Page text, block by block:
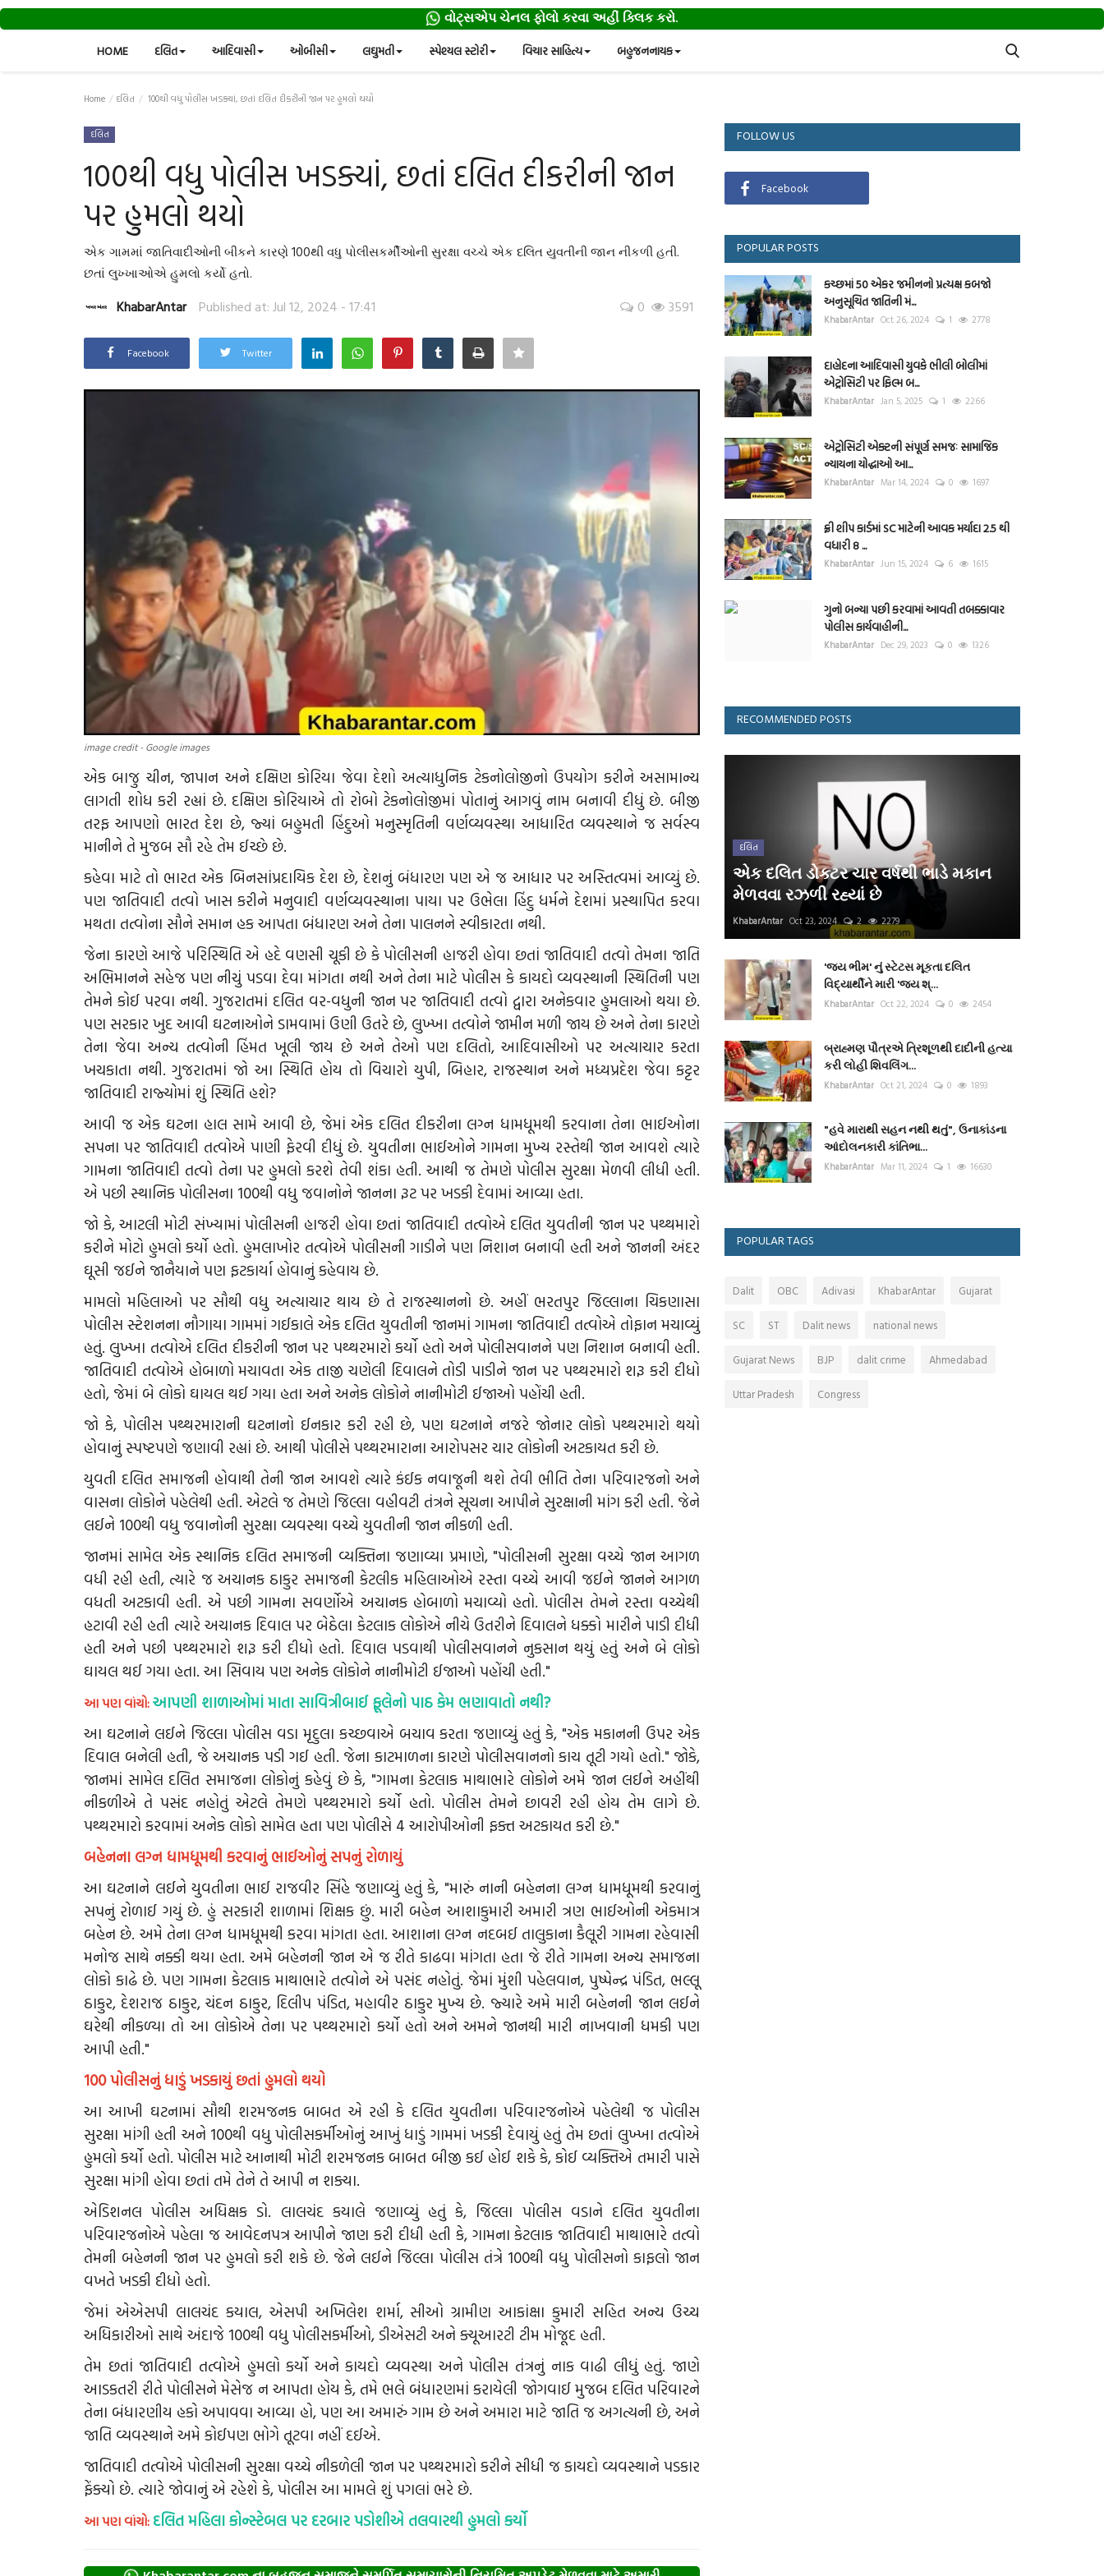
વોટ્સએપ ચેનલ ફોલો કરવા અહીં ક્લિક કરો.
HOME દલિત આદિવાસી ઓબીસી લઘુમતી સ્પેશ્યલ સ્ટોરી વિચાર સાહિત્ય બહુજનનાયક
Home દલિત 100થી વધુ પોલીસ ખડક્યાં, છતાં દલિત દીકરીની જાન પર હુમલો થયો
દલિત
100થી વધુ પોલીસ ખડક્યાં, છતાં દલિત દીકરીની જાન
પર હુમલો થયો
એક ગામમાં જાતિવાદીઓની બીકને કારણે 100થી વધુ પોલીસકર્મીઓની સુરક્ષા વચ્ચે એક દલિત યુવતીની જાન નીકળી હતી.
છતાં લુખ્ખાઓએ હુમલો કર્યો હતો.
KhabarAntar
Published at: Jul 12, 2024 - 17:41 0 3591
Facebook Twitter
image credit - Google images
એક બાજુ ચીન, જાપાન અને દક્ષિણ કોરિયા જેવા દેશો અત્યાધુનિક ટેકનોલોજીનો ઉપયોગ કરીને અસામાન્ય
લાગતી શોધ કરી રહ્યાં છે. દક્ષિણ કોરિયાએ તો રોબો ટેકનોલોજીમાં પોતાનું આગવું નામ બનાવી દીધું છે. બીજી
તરફ આપણો ભારત દેશ છે, જ્યાં બહુમતી હિંદુઓ મનુસ્મૃતિની વર્ણવ્યવસ્થા આધારિત વ્યવસ્થાને જ સર્વસ્વ
માનીને તે મુજબ સૌ રહે તેમ ઈચ્છે છે.
કહેવા માટે તો ભારત એક બિનસાંપ્રદાયિક દેશ છે, દેશનું બંધારણ પણ એ જ આધાર પર અસ્તિત્વમાં આવ્યું છે.
પણ જાતિવાદી તત્વો ખાસ કરીને મનુવાદી વર્ણવ્યવસ્થાના પાયા પર ઉભેલા હિંદુ ધર્મને દેશમાં પ્રસ્થાપિત કરવા
મથતા તત્વોના સૌને સમાન હક આપતા બંધારણ અને તેના પાલનને સ્વીકારતા નથી.
જેના કારણે આજે પરિસ્થિતિ એ હદે વણસી ચૂકી છે કે પોલીસની હાજરી હોવા છતાં જાતિવાદી તત્વો તેમના જાતિ
અભિમાનને સહેજ પણ નીચું પડવા દેવા માંગતા નથી અને તેના માટે પોલીસ કે કાયદો વ્યવસ્થાની સ્થિતિની પણ
તેમને કોઈ પરવા નથી. ગુજરાતમાં દલિત વર-વધુની જાન પર જાતિવાદી તત્વો દ્વારા અનેકવાર હુમલાઓ થયા છે.
પણ સરકાર ખુદ આવી ઘટનાઓને ડામવામાં ઉણી ઉતરે છે, લુખ્ખા તત્વોને જામીન મળી જાય છે અને તેના કારણે
તેના જેવા અન્ય તત્વોની હિંમત ખૂલી જાય છે અને તેઓ પણ દલિતો, આદિવાસીઓ પર અત્યાચાર કરતા
ખચકાતા નથી. ગુજરાતમાં જો આ સ્થિતિ હોય તો વિચારો યુપી, બિહાર, રાજસ્થાન અને મધ્યપ્રદેશ જેવા કટ્ટર
જાતિવાદી રાજ્યોમાં શું સ્થિતિ હશે?
આવી જ એક ઘટના હાલ સામે આવી છે, જેમાં એક દલિત દીકરીના લગ્ન ધામધૂમથી કરવાના તેના ભાઈઓના
સપના પર જાતિવાદી તત્વોએ પાણી ફેરવી દીધું છે. યુવતીના ભાઈઓને ગામના મુખ્ય રસ્તેથી જાન આવશે ત્યારે
ગામના જાતિવાદી તત્વો તેના પર હુમલો કરશે તેવી શંકા હતી. આથી જ તેમણે પોલીસ સુરક્ષા મેળવી લીધી હતી.
એ પછી સ્થાનિક પોલીસના 100થી વધુ જવાનોને જાનના રૂટ પર ખડકી દેવામાં આવ્યા હતા.
જો કે, આટલી મોટી સંખ્યામાં પોલીસની હાજરી હોવા છતાં જાતિવાદી તત્વોએ દલિત યુવતીની જાન પર પથ્થમારો
કરીને મોટો હુમલો કર્યો હતો. હુમલાખોર તત્વોએ પોલીસની ગાડીને પણ નિશાન બનાવી હતી અને જાનની અંદર
ઘૂસી જઈને જાનૈયાને પણ ફટકાર્યા હોવાનું કહેવાય છે.
મામલો મહિલાઓ પર સૌથી વધુ અત્યાચાર થાય છે તે રાજસ્થાનનો છે. અહીં ભરતપુર જિલ્લાના ચિકણાસા
પોલીસ સ્ટેશનના નૌગાયા ગામમાં ગઈકાલે એક દલિત યુવતીની જાનમાં ગામના જાતિવાદી તત્વોએ તોફાન મચાવ્યું
હતું. લુખ્ખા તત્વોએ દલિત દીકરીની જાન પર પથ્થરમારો કર્યો હતો અને પોલીસવાનને પણ નિશાન બનાવી હતી.
જાતિવાદી તત્વોએ હોબાળો મચાવતા એક તાજી ચણેલી દિવાલને તોડી પાડીને જાન પર પથ્થરમારો શરૂ કરી દીધો
હતો, જેમાં બે લોકો ઘાયલ થઈ ગયા હતા અને અનેક લોકોને નાનીમોટી ઈજાઓ પહોંચી હતી.
જો કે, પોલીસ પથ્થરમારાની ઘટનાનો ઈનકાર કરી રહી છે, પણ ઘટનાને નજરે જોનાર લોકો પથ્થરમારો થયો
હોવાનું સ્પષ્ટપણે જણાવી રહ્યાં છે. આથી પોલીસે પથ્થરમારાના આરોપસર ચાર લોકોની અટકાયત કરી છે.
યુવતી દલિત સમાજની હોવાથી તેની જાન આવશે ત્યારે કંઈક નવાજૂની થશે તેવી ભીતિ તેના પરિવારજનો અને
વાસના લોકોને પહેલેથી હતી. એટલે જ તેમણે જિલ્લા વહીવટી તંત્રને સૂચના આપીને સુરક્ષાની માંગ કરી હતી. જેને
લઈને 100થી વધુ જવાનોની સુરક્ષા વ્યવસ્થા વચ્ચે યુવતીની જાન નીકળી હતી.
જાનમાં સામેલ એક સ્થાનિક દલિત સમાજની વ્યક્તિના જણાવ્યા પ્રમાણે, "પોલીસની સુરક્ષા વચ્ચે જાન આગળ
વધી રહી હતી, ત્યારે જ અચાનક ઠાકુર સમાજની કેટલીક મહિલાઓએ રસ્તા વચ્ચે આવી જઈને જાનને આગળ
વધતી અટકાવી હતી. એ પછી ગામના સવર્ણોએ અચાનક હોબાળો મચાવ્યો હતો. પોલીસ તેમને રસ્તા વચ્ચેથી
હટાવી રહી હતી ત્યારે અચાનક દિવાલ પર બેઠેલા કેટલાક લોકોએ નીચે ઉતરીને દિવાલને ધક્કો મારીને પાડી દીધી
હતી અને પછી પથ્થરમારો શરૂ કરી દીધો હતો. દિવાલ પડવાથી પોલીસવાનને નુકસાન થયું હતું અને બે લોકો
ઘાયલ થઈ ગયા હતા. આ સિવાય પણ અનેક લોકોને નાનીમોટી ઈજાઓ પહોંચી હતી."
આ પણ વાંચો:આપણી શાળાઓમાં માતા સાવિત્રીબાઈ ફૂલેનો પાઠ કેમ ભણાવાતો નથી?
આ ઘટનાને લઈને જિલ્લા પોલીસ વડા મૃદુલા કચ્છવાએ બચાવ કરતા જણાવ્યું હતું કે, "એક મકાનની ઉપર એક
દિવાલ બનેલી હતી, જે અચાનક પડી ગઈ હતી. જેના કાટમાળના કારણે પોલીસવાનનો કાચ તૂટી ગયો હતો." જોકે,
જાનમાં સામેલ દલિત સમાજના લોકોનું કહેવું છે કે, "ગામના કેટલાક માથાભારે લોકોને અમે જાન લઈને અહીંથી
નીકળીએ તે પસંદ નહોતું એટલે તેમણે પથ્થરમારો કર્યો હતો. પોલીસ તેમને છાવરી રહી હોય તેમ લાગે છે.
પથ્થરમારો કરવામાં અનેક લોકો સામેલ હતા પણ પોલીસે 4 આરોપીઓની ફક્ત અટકાયત કરી છે."
બહેનના લગ્ન ધામધૂમથી કરવાનું ભાઈઓનું સપનું રોળાયું
આ ઘટનાને લઈને યુવતીના ભાઈ રાજવીર સિંહે જણાવ્યું હતું કે, "મારું નાની બહેનના લગ્ન ધામધૂમથી કરવાનું
સપનું રોળાઈ ગયું છે. હું સરકારી શાળામાં શિક્ષક છું. મારી બહેન આશાકુમારી અમારી ત્રણ ભાઈઓની એકમાત્ર
બહેન છે. અમે તેના લગ્ન ધામધૂમથી કરવા માંગતા હતા. આશાના લગ્ન નદબઈ તાલુકાના કૈલૂરી ગામના રહેવાસી
મનોજ સાથે નક્કી થયા હતા. અમે બહેનની જાન એ જ રીતે કાઢવા માંગતા હતા જે રીતે ગામના અન્ય સમાજના
લોકો કાઢે છે. પણ ગામના કેટલાક માથાભારે તત્વોને એ પસંદ નહોતું. જેમાં મુંશી પહેલવાન, પુષ્પેન્દ્ર પંડિત, ભલ્લૂ
ઠાકુર, દેશરાજ ઠાકુર, ચંદન ઠાકુર, દિલીપ પંડિત, મહાવીર ઠાકુર મુખ્ય છે. જ્યારે અમે મારી બહેનની જાન લઈને
ઘરેથી નીકળ્યા તો આ લોકોએ તેના પર પથ્થરમારો કર્યો હતો અને અમને જાનથી મારી નાખવાની ધમકી પણ
આપી હતી."
100 પોલીસનું ધાડું ખડકાયું છતાં હુમલો થયો
આ આખી ઘટનામાં સૌથી શરમજનક બાબત એ રહી કે દલિત યુવતીના પરિવારજનોએ પહેલેથી જ પોલીસ
સુરક્ષા માંગી હતી અને 100થી વધુ પોલીસકર્મીઓનું આખું ધાડું ગામમાં ખડકી દેવાયું હતું તેમ છતાં લુખ્ખા તત્વોએ
હુમલો કર્યો હતો. પોલીસ માટે આનાથી મોટી શરમજનક બાબત બીજી કઈ હોઈ શકે કે, કોઈ વ્યક્તિએ તમારી પાસે
સુરક્ષા માંગી હોવા છતાં તમે તેને તે આપી ન શક્યા.
એડિશનલ પોલીસ અધિક્ષક ડો. લાલચંદ કયાલે જણાવ્યું હતું કે, જિલ્લા પોલીસ વડાને દલિત યુવતીના
પરિવારજનોએ પહેલા જ આવેદનપત્ર આપીને જાણ કરી દીધી હતી કે, ગામના કેટલાક જાતિવાદી માથાભારે તત્વો
તેમની બહેનની જાન પર હુમલો કરી શકે છે. જેને લઈને જિલ્લા પોલીસ તંત્રે 100થી વધુ પોલીસનો કાફલો જાન
વખતે ખડકી દીધો હતો.
જેમાં એએસપી લાલચંદ કયાલ, એસપી અખિલેશ શર્મા, સીઓ ગ્રામીણ આકાંક્ષા કુમારી સહિત અન્ય ઉચ્ચ
અધિકારીઓ સાથે અંદાજે 100થી વધુ પોલીસકર્મીઓ, ડીએસટી અને ક્યૂઆરટી ટીમ મોજૂદ હતી.
તેમ છતાં જાતિવાદી તત્વોએ હુમલો કર્યો અને કાયદો વ્યવસ્થા અને પોલીસ તંત્રનું નાક વાઢી લીધું હતું. જાણે
આડકતરી રીતે પોલીસને મેસેજ ન આપતા હોય કે, તમે ભલે બંધારણમાં કરાયેલી જોગવાઈ મુજબ દલિત પરિવારને
તેના બંધારણીય હકો અપાવવા આવ્યા હો, પણ આ અમારું ગામ છે અને અમારા માટે જાતિ જ અગત્યની છે, અને
જાતિ વ્યવસ્થાને અમે કોઈપણ ભોગે તૂટવા નહીં દઈએ.
જાતિવાદી તત્વોએ પોલીસની સુરક્ષા વચ્ચે નીકળેલી જાન પર પથ્થરમારો કરીને સીધી જ કાયદો વ્યવસ્થાને પડકાર
ફેંક્યો છે. ત્યારે જોવાનું એ રહેશે કે, પોલીસ આ મામલે શું પગલાં ભરે છે.
આ પણ વાંચો: દલિત મહિલા કોન્સ્ટેબલ પર દરબાર પડોશીએ તલવારથી હુમલો કર્યો
FOLLOW US
Facebook
POPULAR POSTS
કચ્છમાં 50 એકર જમીનનો પ્રત્યક્ષ કબજો
અનુસૂચિત જાતિની મં...
KhabarAntar Oct 26, 2024 1 2778
દાહોદના આદિવાસી યુવકે ભીલી બોલીમાં
એટ્રોસિટી પર ફિલ્મ બ...
KhabarAntar Jan 5, 2025 1 2266
એટ્રોસિટી એક્ટની સંપૂર્ણ સમજઃ સામાજિક
ન્યાયના યોદ્ધાઓ આ...
KhabarAntar Mar 14, 2024 0 1697
ફ્રી શીપ કાર્ડમાં SC માટેની આવક મર્યાદા 2.5 થી
વધારી 8 ...
KhabarAntar Jun 15, 2024 6 1615
ગુનો બન્યા પછી કરવામાં આવતી તબક્કાવાર
પોલીસ કાર્યવાહીની...
KhabarAntar Dec 29, 2023 0 1326
RECOMMENDED POSTS
દલિત
એક દલિત ડોક્ટર ચાર વર્ષથી ભાડે મકાન
મેળવવા રઝળી રહ્યાં છે
KhabarAntar Oct 23, 2024 2 2279
'જય ભીમ' નું સ્ટેટસ મૂકતા દલિત
વિદ્યાર્થીને મારી 'જય શ્...
KhabarAntar Oct 22, 2024 0 2454
બ્રાહ્મણ પૌત્રએ ત્રિશૂળથી દાદીની હત્યા
કરી લોહી શિવલિંગ...
KhabarAntar Oct 21, 2024 0 1893
"હવે મારાથી સહન નથી થતું", ઉનાકાંડના
આંદોલનકારી કાંતિભા...
KhabarAntar Mar 11, 2024 1 16630
POPULAR TAGS
Dalit OBC Adivasi KhabarAntar Gujarat
SC ST Dalit news national news
Gujarat News BJP dalit crime Ahmedabad
Uttar Pradesh Congress